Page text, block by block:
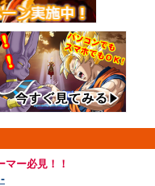
マー必見！！